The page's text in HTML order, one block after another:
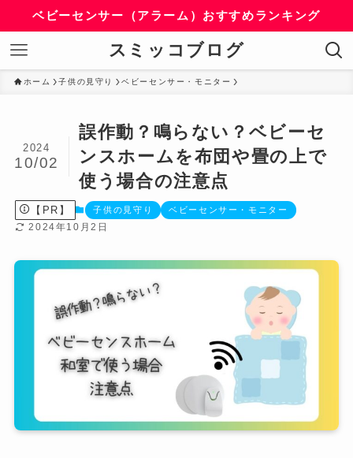
ベビーセンサー（アラーム）おすすめランキング
スミッコブログ
ホーム 子供の見守り ベビーセンサー・モニター
誤作動？鳴らない？ベビーセ
ンスホームを布団や畳の上で
使う場合の注意点
2024
10/02
【PR】 子供の見守り ベビーセンサー・モニター
2024年10月2日